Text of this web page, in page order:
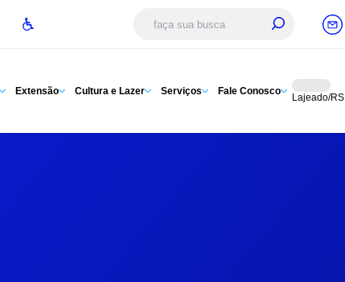
Extensão Cultura e Lazer Serviços Fale Conosco
Lajeado/RS